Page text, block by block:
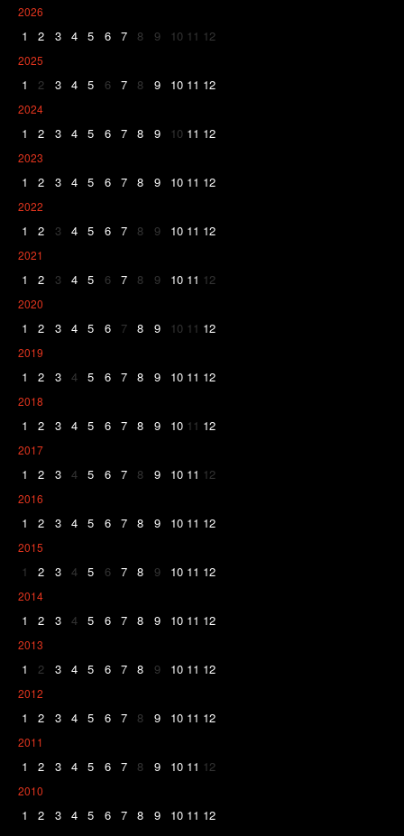
2026
1 2 3 4 5 6 7 8 9 10 11 12
2025
1 2 3 4 5 6 7 8 9 10 11 12
2024
1 2 3 4 5 6 7 8 9 10 11 12
2023
1 2 3 4 5 6 7 8 9 10 11 12
2022
1 2 3 4 5 6 7 8 9 10 11 12
2021
1 2 3 4 5 6 7 8 9 10 11 12
2020
1 2 3 4 5 6 7 8 9 10 11 12
2019
1 2 3 4 5 6 7 8 9 10 11 12
2018
1 2 3 4 5 6 7 8 9 10 11 12
2017
1 2 3 4 5 6 7 8 9 10 11 12
2016
1 2 3 4 5 6 7 8 9 10 11 12
2015
1 2 3 4 5 6 7 8 9 10 11 12
2014
1 2 3 4 5 6 7 8 9 10 11 12
2013
1 2 3 4 5 6 7 8 9 10 11 12
2012
1 2 3 4 5 6 7 8 9 10 11 12
2011
1 2 3 4 5 6 7 8 9 10 11 12
2010
1 2 3 4 5 6 7 8 9 10 11 12